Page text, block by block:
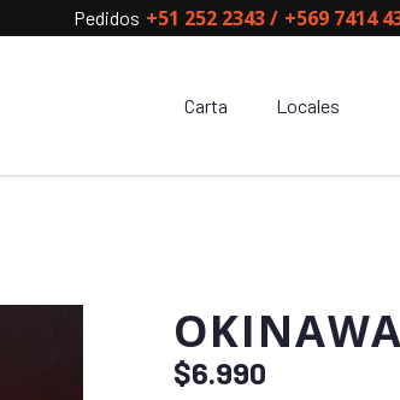
Pedidos +51 252 2343 / +569 7414
Carta Locales
$6.990